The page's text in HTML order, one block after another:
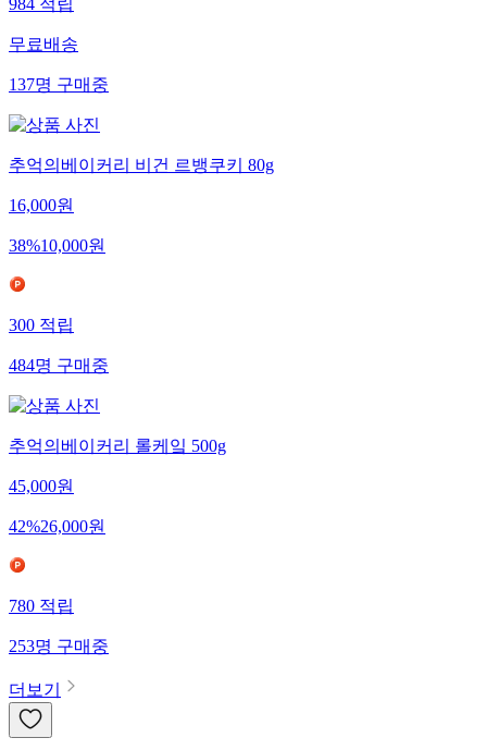
984적립
무료배송
137명구매중
추억의베이커리 비건 르뱅쿠키 80g
16,000원
38%10,000원
300적립
484명구매중
추억의베이커리 롤케잌 500g
45,000원
42%26,000원
780적립
253명구매중
더보기